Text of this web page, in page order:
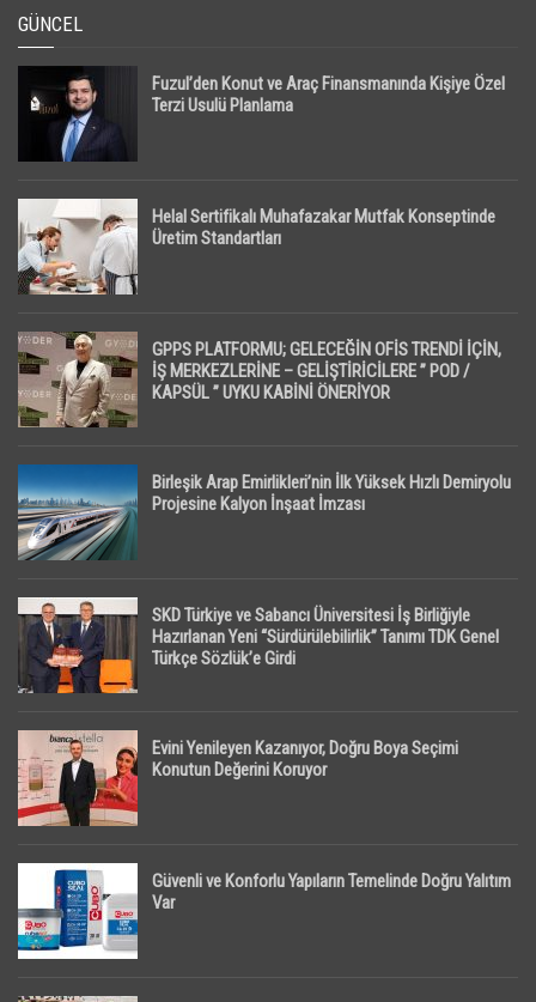
GÜNCEL
Fuzul’den Konut ve Araç Finansmanında Kişiye Özel
Terzi Usulü Planlama
Helal Sertifikalı Muhafazakar Mutfak Konseptinde
Üretim Standartları
GPPS PLATFORMU; GELECEĞİN OFİS TRENDİ İÇİN,
İŞ MERKEZLERİNE – GELİŞTİRİCİLERE ” POD /
KAPSÜL ” UYKU KABİNİ ÖNERİYOR
Birleşik Arap Emirlikleri’nin İlk Yüksek Hızlı Demiryolu
Projesine Kalyon İnşaat İmzası
SKD Türkiye ve Sabancı Üniversitesi İş Birliğiyle
Hazırlanan Yeni “Sürdürülebilirlik” Tanımı TDK Genel
Türkçe Sözlük’e Girdi
Evini Yenileyen Kazanıyor, Doğru Boya Seçimi
Konutun Değerini Koruyor
Güvenli ve Konforlu Yapıların Temelinde Doğru Yalıtım
Var